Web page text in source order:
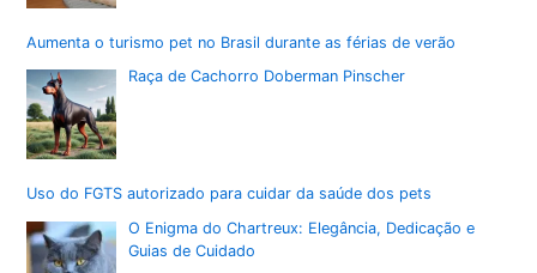
Aumenta o turismo pet no Brasil durante as férias de verão
Raça de Cachorro Doberman Pinscher
Uso do FGTS autorizado para cuidar da saúde dos pets
O Enigma do Chartreux: Elegância, Dedicação e
Guias de Cuidado